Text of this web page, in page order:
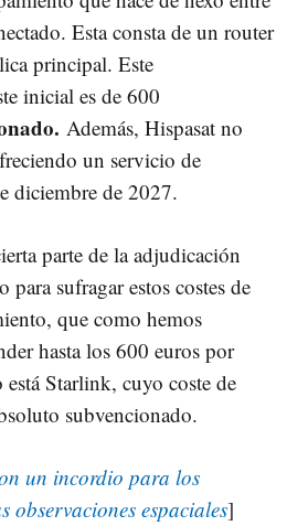
Esta consta de un router
principal. Este
inicial es de 600
Además, Hispasat no
un servicio de
diciembre de 2027.
parte de la adjudicación
sufragar estos costes de
que como hemos
hasta los 600 euros por
Starlink, cuyo coste de
subvencionado.
un incordio para los
observaciones espaciales]